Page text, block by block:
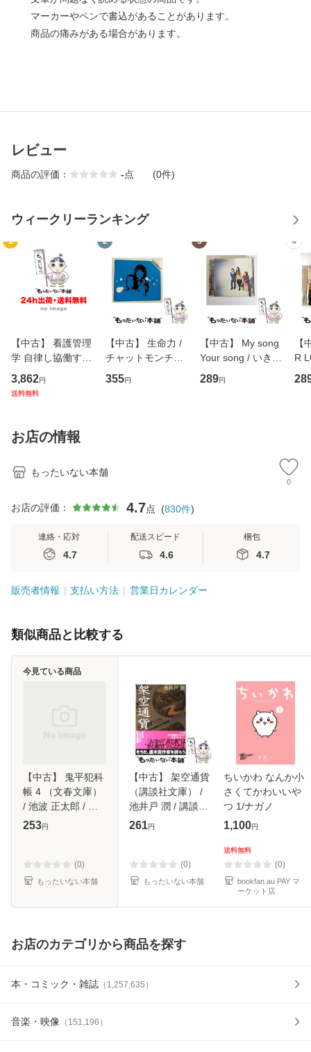
マーカーやペンで書込があることがあります。
商品の痛みがある場合があります。
レビュー
商品の評価： -点 (0件)
ウィークリーランキング
1
【中古】 看護管理
学 自律し協働する
専門職の看護マネ
ジメントスキル 改
恵 藤本幸三 / 南江
堂 [単行
3,862円
送料無料
2
【中古】 生命力 /
チャットモンチー /
キューンレコード
[CD]【メール便送
355円
3
【中古】 My song
Your song / いきも
のがかり / [CD]
【メール便送料無
289円
4
【
R
産
お店の情報
もったいない本舗
0
お店の評価： 4.7点 (830件)
連絡・応対
4.7
配送スピード
4.6
梱包
4.7
販売者情報 支払い方法 営業日カレンダー
類似商品と比較する
【中古】 鬼平犯科
帳 4 （文春文庫）
/ 池波 正太郎 / 文
藝春秋 [文庫]【メ
253円
(0)
もったいない本舗
今見ている商品
【中古】 架空通貨
（講談社文庫） /
池井戸 潤 / 講談社
[文庫]【メール便送
261円
(0)
もったいない本舗
ちいかわ なんか小
さくてかわいいや
つ 1/ナガノ
1,100円
送料無料
(0)
bookfan au PAY マ
ーケット店
お店のカテゴリから商品を探す
本・コミック・雑誌 （ 1,257,635 ）
音楽・映像 （ 151,196 ）